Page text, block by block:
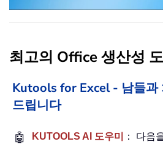
최고의 Office 생산성
Kutools for Excel - 남들과
드립니다
🤖 KUTOOLS AI 도우미
： 다음